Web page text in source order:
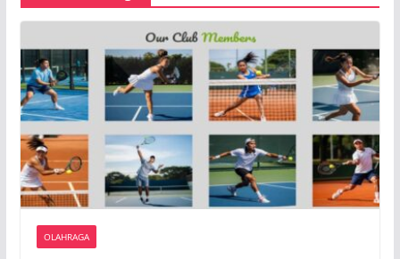
OLAHRAGA